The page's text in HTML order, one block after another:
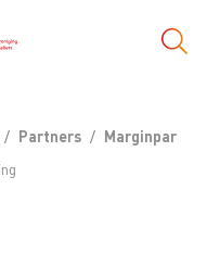
Partners
Marginpar